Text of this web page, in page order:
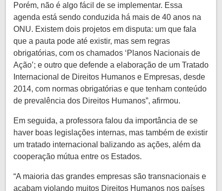
Porém, não é algo fácil de se implementar. Essa
agenda está sendo conduzida há mais de 40 anos na
ONU. Existem dois projetos em disputa: um que fala
que a pauta pode até existir, mas sem regras
obrigatórias, com os chamados ‘Planos Nacionais de
Ação’; e outro que defende a elaboração de um Tratado
Internacional de Direitos Humanos e Empresas, desde
2014, com normas obrigatórias e que tenham conteúdo
de prevalência dos Direitos Humanos”, afirmou.
Em seguida, a professora falou da importância de se
haver boas legislações internas, mas também de existir
um tratado internacional balizando as ações, além da
cooperação mútua entre os Estados.
“A maioria das grandes empresas são transnacionais e
acabam violando muitos Direitos Humanos nos países